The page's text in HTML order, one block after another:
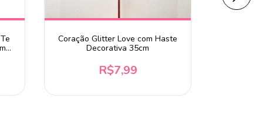
Coração Glitter Love com Haste
Decorativa 35cm
R$7,99